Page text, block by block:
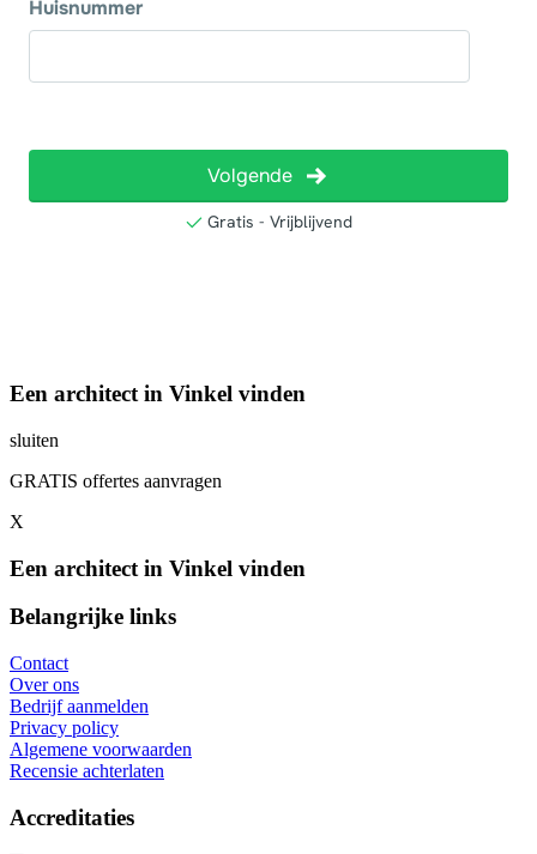
Een architect in Vinkel vinden
sluiten
GRATIS offertes aanvragen
X
Een architect in Vinkel vinden
Belangrijke links
Contact
Over ons
Bedrijf aanmelden
Privacy policy
Algemene voorwaarden
Recensie achterlaten
Accreditaties